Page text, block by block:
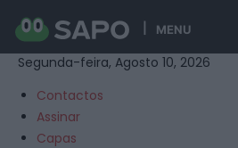
MENU
Segunda-feira, Agosto 10, 2026
Contactos
Assinar
Capas